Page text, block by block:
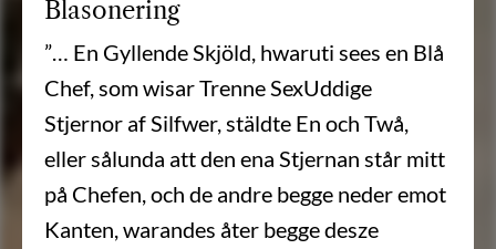
Blasonering
”… En Gyllende Skjöld, hwaruti sees en Blå
Chef, som wisar Trenne SexUddige
Stjernor af Silfwer, stäldte En och Twå,
eller sålunda att den ena Stjernan står mitt
på Chefen, och de andre begge neder emot
Kanten, warandes åter begge desze